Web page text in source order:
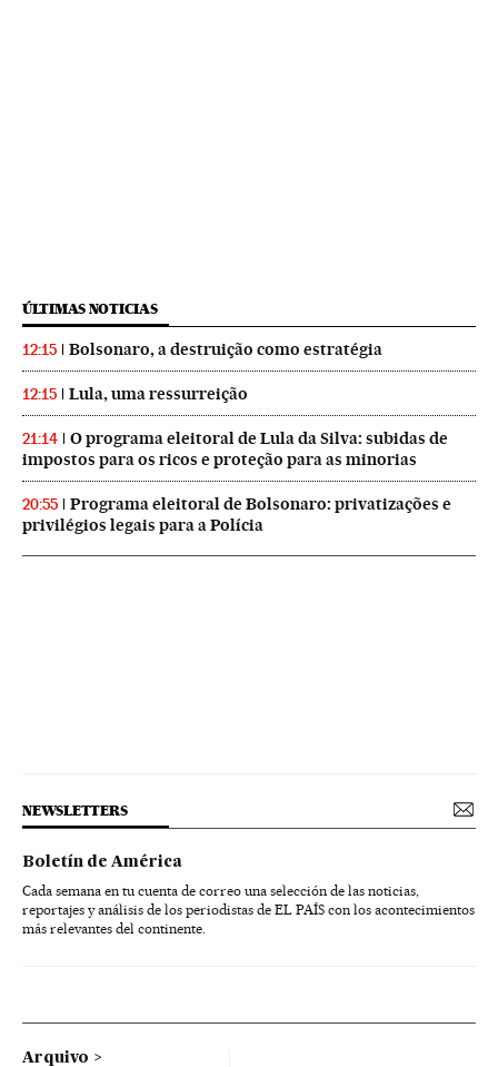
ÚLTIMAS NOTICIAS
12:15 Bolsonaro, a destruição como estratégia
12:15 Lula, uma ressurreição
21:14
O programa eleitoral de Lula da Silva: subidas de
impostos para os ricos e proteção para as minorias
20:55
Programa eleitoral de Bolsonaro: privatizações e
privilégios legais para a Polícia
NEWSLETTERS
Boletín de América
Cada semana en tu cuenta de correo una selección de las noticias,
reportajes y análisis de los periodistas de EL PAÍS con los acontecimientos
más relevantes del continente.
Arquivo